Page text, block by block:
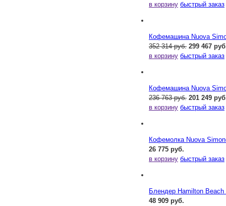
в корзину быстрый заказ
Кофемашина Nuova
352 314 руб. 299 467
в корзину быстрый заказ
Кофемашина Nuova
236 763 руб. 201 249
в корзину быстрый заказ
Кофемолка Nuova
26 775 руб.
в корзину быстрый заказ
Блендер Hamilton Beach
48 909 руб.